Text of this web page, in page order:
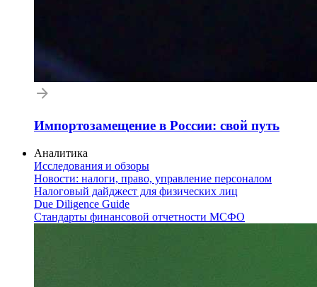
Импортозамещение в России: свой путь
Аналитика
Исследования и обзоры
Новости: налоги, право, управление персоналом
Налоговый дайджест для физических лиц
Due Diligence Guide
Стандарты финансовой отчетности МСФО